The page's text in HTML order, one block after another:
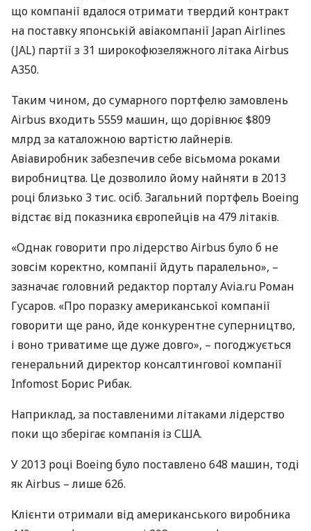
що компанії вдалося отримати твердий контракт
на поставку японській авіакомпанії Japan Airlines
(JAL) партії з 31 широкофюзеляжного літака Airbus
A350.
Таким чином, до сумарного портфелю замовлень
Airbus входить 5559 машин, що дорівнює $809
млрд за каталожною вартістю лайнерів.
Авіавиробник забезпечив себе вісьмома роками
виробництва. Це дозволило йому найняти в 2013
році близько 3 тис. осіб. Загальний портфель Boeing
відстає від показника європейців на 479 літаків.
«Однак говорити про лідерство Airbus було б не
зовсім коректно, компанії йдуть паралельно», –
зазначає головний редактор порталу Avia.ru Роман
Гусаров. «Про поразку американської компанії
говорити ще рано, йде конкурентне суперництво,
і воно триватиме ще дуже довго», – погоджується
генеральний директор консалтингової компанії
Infomost Борис Рибак.
Наприклад, за поставленими літаками лідерство
поки що зберігає компанія із США.
У 2013 році Boeing було поставлено 648 машин, тоді
як Airbus – лише 626.
Клієнти отримали від американського виробника